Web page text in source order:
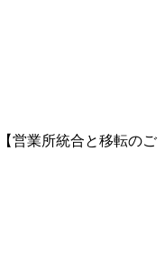
【営業所統合と移転のご